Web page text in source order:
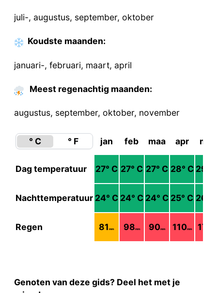
juli-, augustus, september, oktober
Koudste maanden:
januari-, februari, maart, april
Meest regenachtig maanden:
augustus, september, oktober, november
° C ° F jan feb maa apr mei
Dag temperatuur 27° C 27° C 27° C 28° C 29
Nachttemperatuur 24° C 24° C 24° C 25° C 26
Regen 81mm 98mm 90mm 110mm 174
Genoten van deze gids? Deel het met je